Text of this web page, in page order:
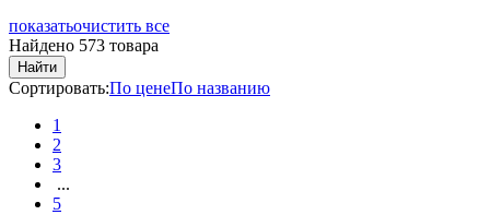
показатьочистить все
Найдено 573 товара
Найти
Сортировать:По ценеПо названию
1
2
3
...
5